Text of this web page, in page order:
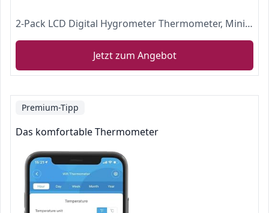
2-Pack LCD Digital Hygrometer Thermometer, Mini Digital Temperaturmesser Feuchtigkeitsmesser für Gewächshaus/ Autos/ Zuhause/ Büro (Schwarz)
Jetzt zum Angebot
Premium-Tipp
Das komfortable Thermometer